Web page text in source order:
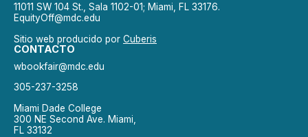
11011 SW 104 St., Sala 1102-01; Miami, FL 33176.
EquityOff@mdc.edu
Sitio web producido por Cuberis
CONTACTO
wbookfair@mdc.edu
305-237-3258
Miami Dade College
300 NE Second Ave. Miami,
FL 33132